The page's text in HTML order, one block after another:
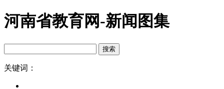
河南省教育网-新闻图集
关键词：